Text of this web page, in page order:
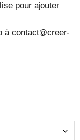
pour ajouter
à contact@creer-